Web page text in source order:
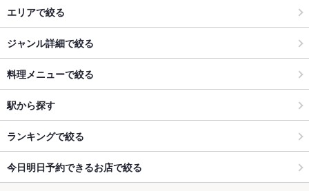
エリアで絞る
ジャンル詳細で絞る
料理メニューで絞る
駅から探す
ランキングで絞る
今日明日予約できるお店で絞る